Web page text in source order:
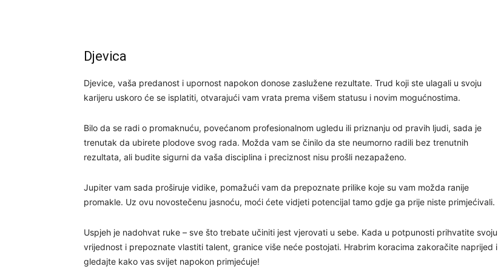
Djevica
Djevice, vaša predanost i upornost napokon donose zaslužene rezultate. Trud koji ste ulagali u svoju
karijeru uskoro će se isplatiti, otvarajući vam vrata prema višem statusu i novim mogućnostima.
Bilo da se radi o promaknuću, povećanom profesionalnom ugledu ili priznanju od pravih ljudi, sada je
trenutak da ubirete plodove svog rada. Možda vam se činilo da ste neumorno radili bez trenutnih
rezultata, ali budite sigurni da vaša disciplina i preciznost nisu prošli nezapaženo.
Jupiter vam sada proširuje vidike, pomažući vam da prepoznate prilike koje su vam možda ranije
promakle. Uz ovu novostečenu jasnoću, moći ćete vidjeti potencijal tamo gdje ga prije niste primjećivali.
Uspjeh je nadohvat ruke – sve što trebate učiniti jest vjerovati u sebe. Kada u potpunosti prihvatite svoju
vrijednost i prepoznate vlastiti talent, granice više neće postojati. Hrabrim koracima zakoračite naprijed i
gledajte kako vas svijet napokon primjećuje!